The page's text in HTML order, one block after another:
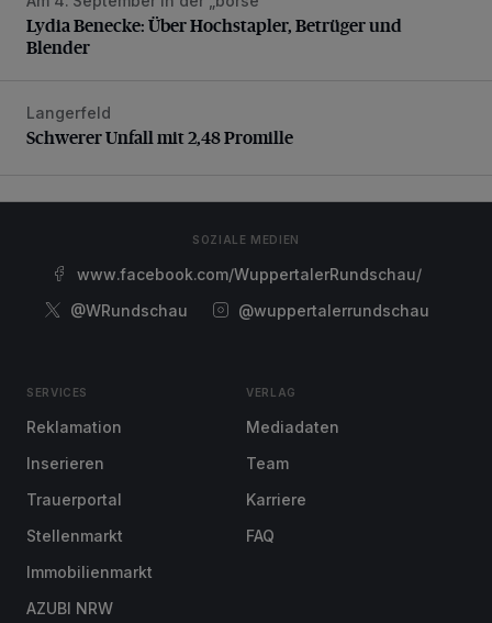
Lydia Benecke: Über Hochstapler, Betrüger und
Blender
Schwerer Unfall mit 2,48 Promille
Langerfeld
Schwerer Unfall mit 2,48 Promille
SOZIALE MEDIEN
www.facebook.com/WuppertalerRundschau/
@WRundschau
@wuppertalerrundschau
SERVICES
Reklamation
Inserieren
Trauerportal
Stellenmarkt
Immobilienmarkt
AZUBI NRW
VERLAG
Mediadaten
Team
Karriere
FAQ